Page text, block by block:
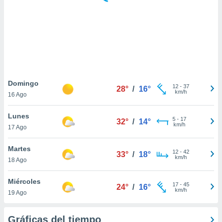
únicos
similares
como
IP
posible
traten tus
en
Para
Domingo
16 Ago
28° / 16° 12- 37
km/h
Lunes
17 Ago
32° / 14° 5- 17
km/h
Martes
18 Ago
33° / 18° 12- 42
km/h
Miércoles
19 Ago
24° / 16° 17- 45
km/h
Gráficas del tiempo